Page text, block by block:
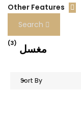
مغسل (3)
Sort By